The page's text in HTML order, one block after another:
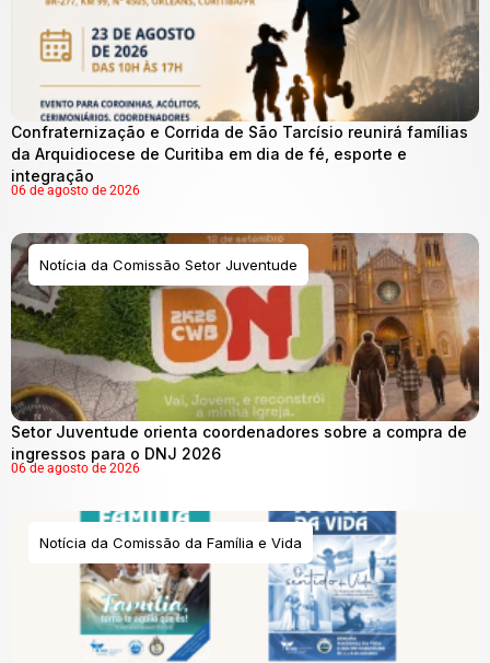
Confraternização e Corrida de São Tarcísio reunirá famílias
da Arquidiocese de Curitiba em dia de fé, esporte e
integração
06 de agosto de 2026
Notícia da Comissão Setor Juventude
Setor Juventude orienta coordenadores sobre a compra de
ingressos para o DNJ 2026
06 de agosto de 2026
Notícia da Comissão da Família e Vida